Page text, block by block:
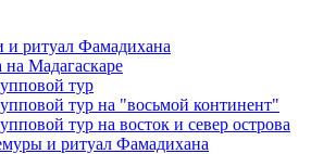
и ритуал Фамадихана
Мадагаскаре
тур
тур на "восьмой континент"
тур на восток и север острова
и ритуал Фамадихана